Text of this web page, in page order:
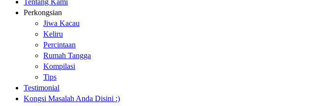
Tentang Kami
Perkongsian
Jiwa Kacau
Keliru
Percintaan
Rumah Tangga
Kompilasi
Tips
Testimonial
Kongsi Masalah Anda Disini :)